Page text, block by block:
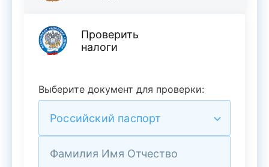
Проверить
налоги
Выберите документ для проверки:
Российский паспорт
Фамилия Имя Отчество